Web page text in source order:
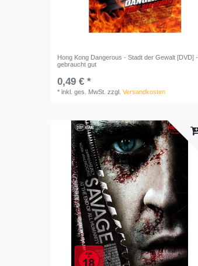
Hong Kong Dangerous - Stadt der Gewalt [DVD] -
gebraucht gut
0,49 € *
*inkl. ges. MwSt. zzgl.Versandkosten